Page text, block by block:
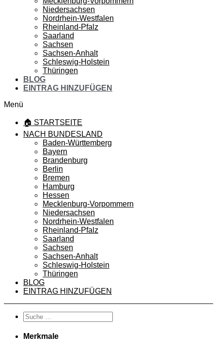
Niedersachsen
Nordrhein-Westfalen
Rheinland-Pfalz
Saarland
Sachsen
Sachsen-Anhalt
Schleswig-Holstein
Thüringen
BLOG
EINTRAG HINZUFÜGEN
Menü
🏠 STARTSEITE
NACH BUNDESLAND
Baden-Württemberg
Bayern
Brandenburg
Berlin
Bremen
Hamburg
Hessen
Mecklenburg-Vorpommern
Niedersachsen
Nordrhein-Westfalen
Rheinland-Pfalz
Saarland
Sachsen
Sachsen-Anhalt
Schleswig-Holstein
Thüringen
BLOG
EINTRAG HINZUFÜGEN
Merkmale